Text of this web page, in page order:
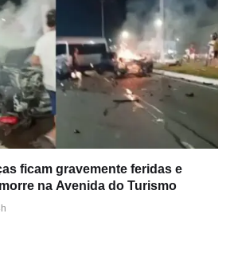
ficam gravemente feridas e
na Avenida do Turismo